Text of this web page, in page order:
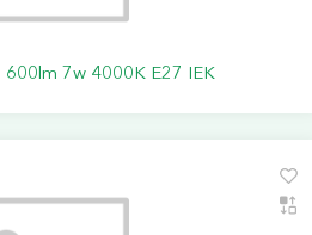
600lm 7w 4000K E27 IEK